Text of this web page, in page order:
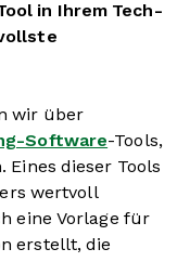
in Ihrem Tech-
wir über
Software-Tools,
dieser Tools
wertvoll
eine Vorlage für
erstellt, die